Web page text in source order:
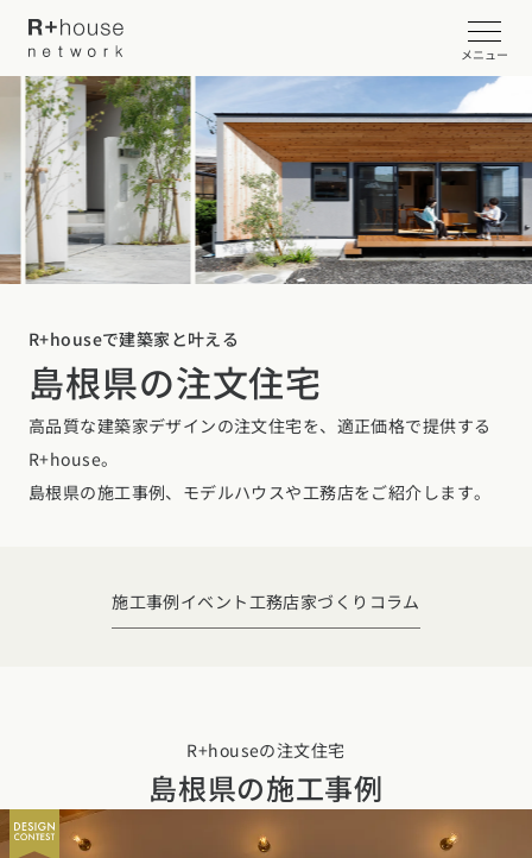
メニュー
イベント・見学会を探す
カタログ請求する
近くの工務店に相談する
R+houseについて
R+houseについて
性能
家づくりの流れ
アフターサポート
建築家
全国の工務店を探す
北海道・東北エリア
東京都神奈川県埼玉県千葉県茨城県栃木県群馬県
愛知県 三重県
施工事例
フォトギャラリー
動画で学ぶ注文住宅
ルームツアー
注文住宅の基礎知識
設備・性能
北海道・東北エリア
北海道
チェックポイントがわかる！
R+houseで建築家と叶える
島根県の注文住宅
高品質な建築家デザインの注文住宅を、適正価格で提供する
R+house。
島根県の施工事例、モデルハウスや工務店をご紹介します。
施工事例イベント工務店家づくりコラム
R+houseの注文住宅
島根県の施工事例